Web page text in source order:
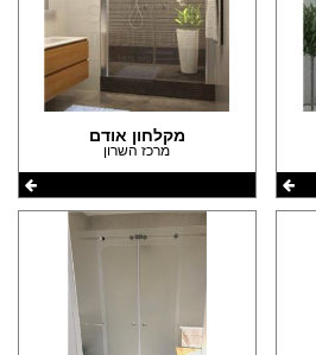
מקלחון אודם
מרכז השרון